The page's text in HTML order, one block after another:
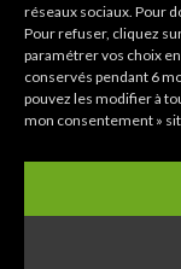
réseaux sociaux. Pour
Pour refuser, cliquez
paramétrer vos choix
conservés pendant 6
pouvez les modifier à
mon consentement »
Rupture de stock